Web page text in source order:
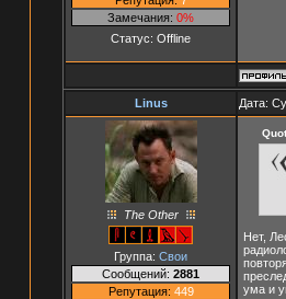
Замечания: 0%
Статус: Offline
Linus Дата:
The Other
Группа: Свои
Сообщений: 2881
Репутация: 449
Нет,
ума и